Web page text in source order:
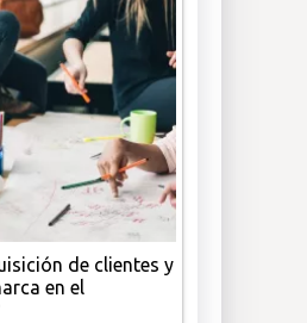
de clientes y
en el